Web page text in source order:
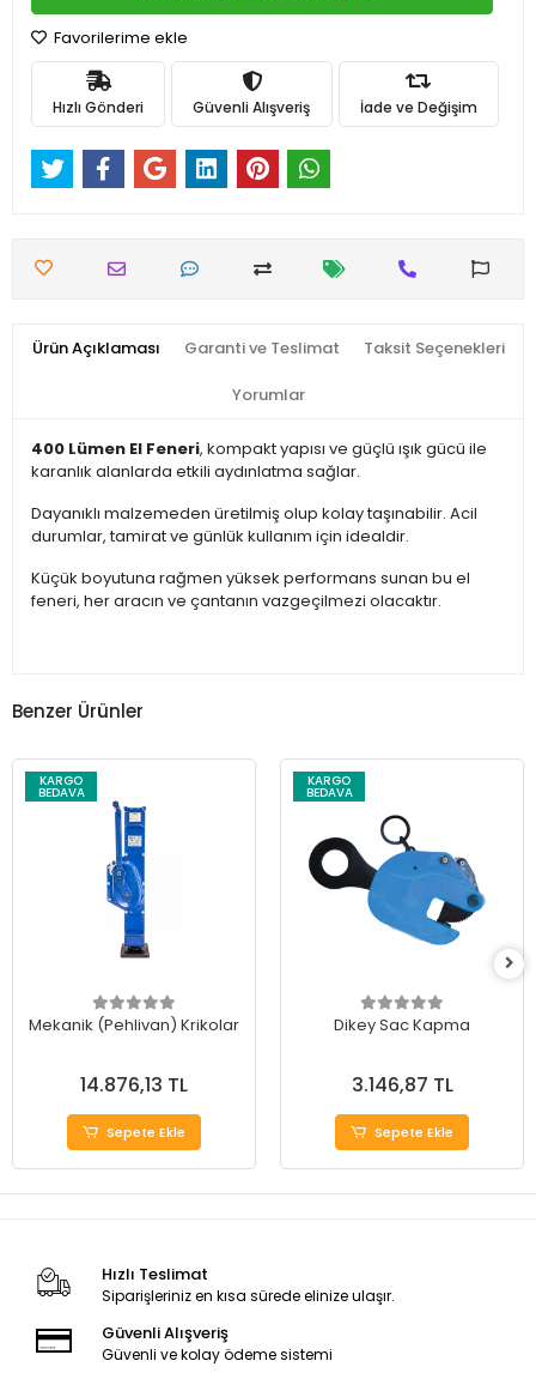
Favorilerime ekle
Hızlı Gönderi Güvenli Alışveriş İade ve Değişim
Ürün Açıklaması Garanti ve Teslimat Taksit Seçenekleri
Yorumlar
400 Lümen El Feneri, kompakt yapısı ve güçlü ışık gücü ile
karanlık alanlarda etkili aydınlatma sağlar.
Dayanıklı malzemeden üretilmiş olup kolay taşınabilir. Acil
durumlar, tamirat ve günlük kullanım için idealdir.
Küçük boyutuna rağmen yüksek performans sunan bu el
feneri, her aracın ve çantanın vazgeçilmezi olacaktır.
Benzer Ürünler
KARGO
BEDAVA
Mekanik (Pehlivan) Krikolar
14.876,13 TL
Sepete Ekle
KARGO
BEDAVA
Dikey Sac Kapma
3.146,87 TL
Sepete Ekle
Hızlı Teslimat
Siparişleriniz en kısa sürede elinize ulaşır.
Güvenli Alışveriş
Güvenli ve kolay ödeme sistemi